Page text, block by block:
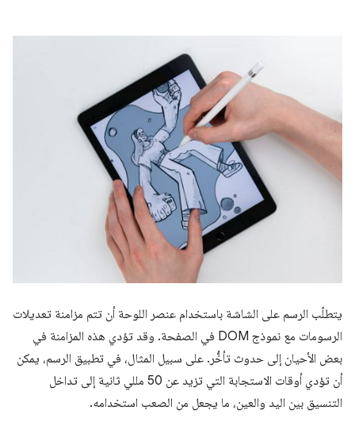
يتطلّب الرسم على الشاشة باستخدام عنصر اللوحة أن تتم مزامنة تعديلات
الرسومات مع نموذج DOM في الصفحة. وقد تؤدي هذه المزامنة في
بعض الأحيان إلى حدوث تأخُّر. على سبيل المثال، في تطبيق الرسم، يمكن
أن تؤدي أوقات الاستجابة التي تزيد عن 50 مللي ثانية إلى تداخل
التنسيق بين اليد والعين، ما يجعل من الصعب استخدامه.